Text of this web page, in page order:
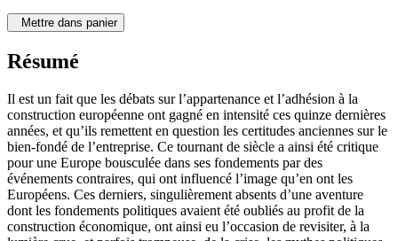
Mettre dans panier
Résumé
Il est un fait que les débats sur l’appartenance et l’adhésion à la
construction européenne ont gagné en intensité ces quinze dernières
années, et qu’ils remettent en question les certitudes anciennes sur le
bien-fondé de l’entreprise. Ce tournant de siècle a ainsi été critique
pour une Europe bousculée dans ses fondements par des
événements contraires, qui ont influencé l’image qu’en ont les
Européens. Ces derniers, singulièrement absents d’une aventure
dont les fondements politiques avaient été oubliés au profit de la
construction économique, ont ainsi eu l’occasion de revisiter, à la